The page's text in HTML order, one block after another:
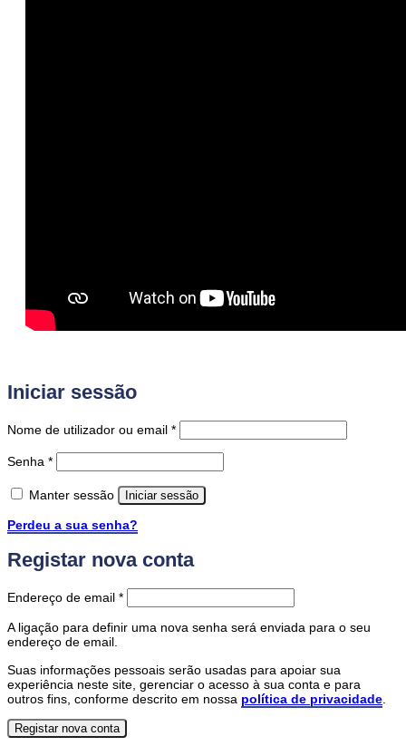
Iniciar sessão
Nome de utilizador ou email *Obrigatório
Senha *Obrigatório
Manter sessão Iniciar sessão
Perdeu a sua senha?
Registar nova conta
Endereço de email *Obrigatório
A ligação para definir uma nova senha será enviada para o seu
endereço de email.
Suas informações pessoais serão usadas para apoiar sua
experiência neste site, gerenciar o acesso à sua conta e para
outros fins, conforme descrito em nossa política de privacidade
Registar nova conta